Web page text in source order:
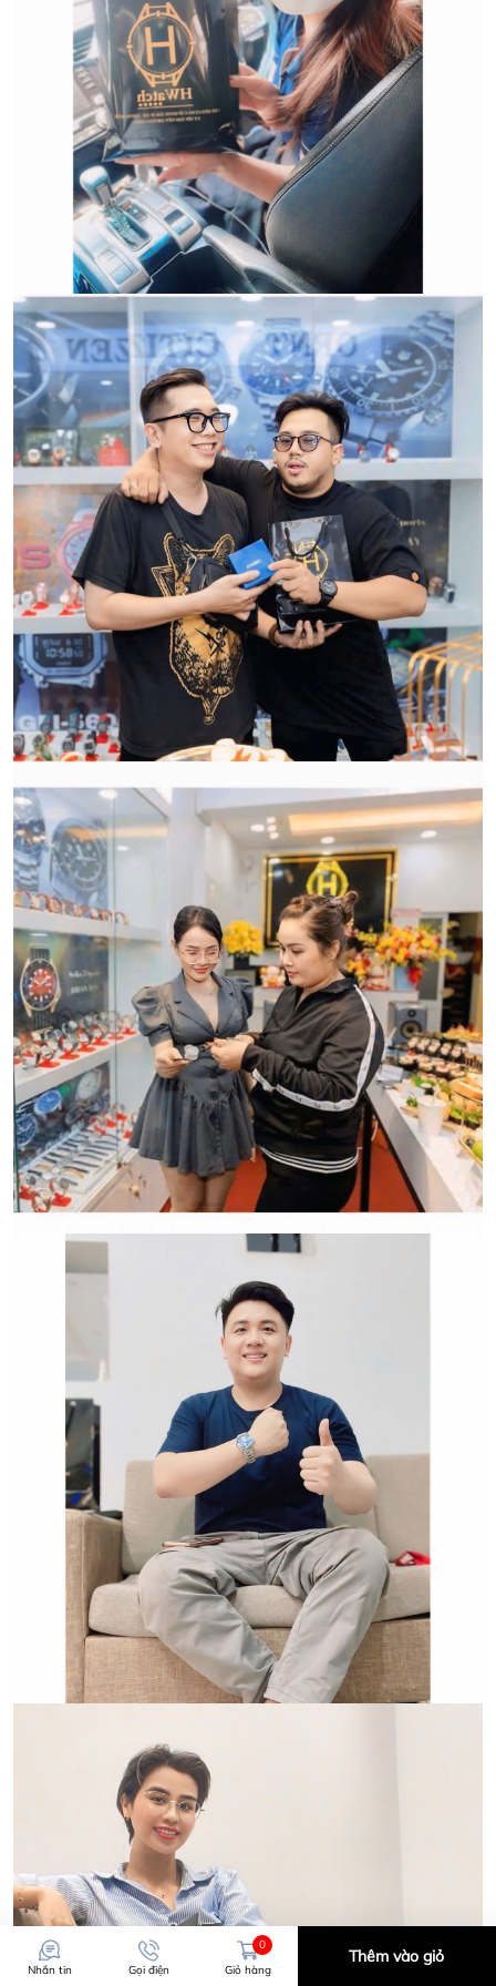
HWATCH Chuyên Nhập khẩu Và Phân Phối Các Loại
Đồng Hồ Chính Hãng
CẢM ƠN QUÝ KHÁCH ĐÃ TIN TƯỞNG VÀ ỦNG HỘ
HWATCH CHUYÊN NHẬP KHẨU và PHÂN PHỐI CÁC
LOẠI ĐỒNG HỒ CHÍNH HÃNG.
Qui trình xử lý thủ tục đổi trả
hàng:
CẢM ƠN QUÝ KHÁCH ĐÃ TIN TƯỞNG VÀ ỦNG HỘ
HWATCH CHUYÊN NHẬP KHẨU và PHÂN PHỐI CÁC
LOẠI ĐỒNG HỒ CHÍNH HÃNG.
Nhắn tin Gọi điện
0
Giỏ hàng
Thêm vào giỏ